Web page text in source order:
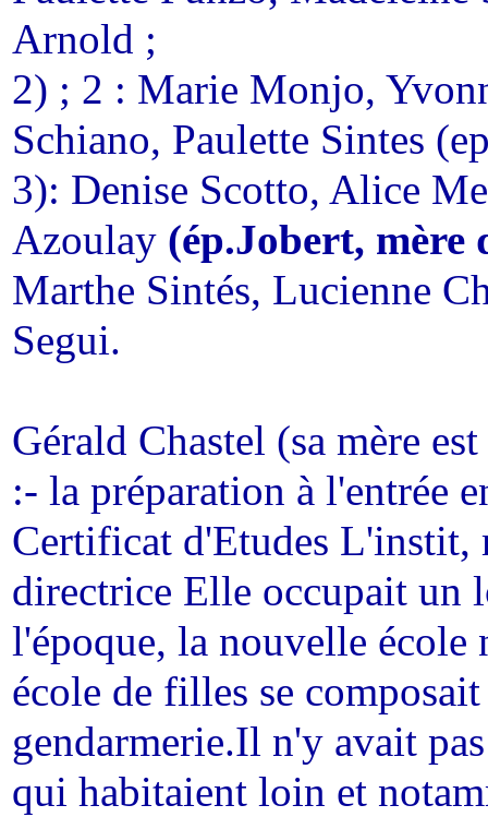
Arnold ;
2) ; 2 : Marie Monjo,
Schiano, Paulette Sintes
3): Denise Scotto, Alice
Azoulay (ép.Jobert, mère
Marthe Sintés, Lucienne
Segui.
Gérald Chastel (sa mère
:- la préparation à l'entrée
Certificat d'Etudes L'instit,
directrice Elle occupait un
l'époque, la nouvelle école
école de filles se
gendarmerie.Il n'y avait
qui habitaient loin et